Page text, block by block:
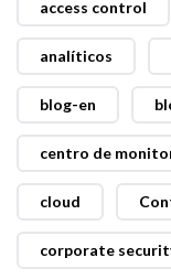
access control
analíticos
blog-en
centro de
cloud
corporate